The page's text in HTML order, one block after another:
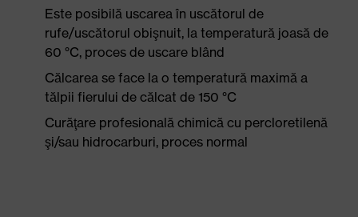
Este posibilă uscarea în uscătorul de
rufe/uscătorul obişnuit, la temperatură joasă de
60 °C, proces de uscare blând
Călcarea se face la o temperatură maximă a
tălpii fierului de călcat de 150 °C
Curăţare profesională chimică cu percloretilenă
şi/sau hidrocarburi, proces normal